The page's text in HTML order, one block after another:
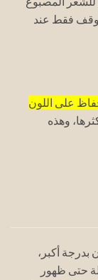
فقط عند
على اللون
وهذه
أكبر،
حتى ظهور